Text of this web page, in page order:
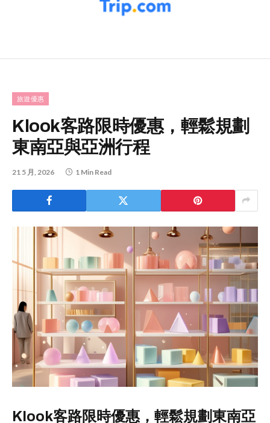
旅遊優惠
Klook客路限時優惠，輕鬆規劃
東南亞與亞洲行程
21 5 月, 2026 1 Min Read
Klook客路限時優惠，輕鬆規劃東南亞